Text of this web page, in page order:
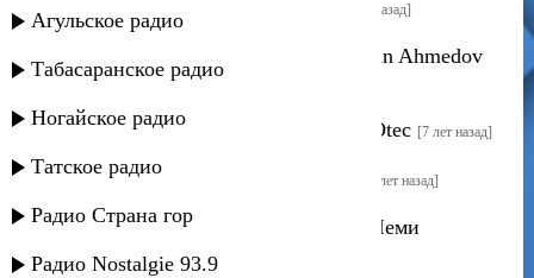
Агульское радио
Табасаранское радио
Ногайское радио
Татское радио
Радио Страна гор
Радио Nostalgie 93.9
[7 лет назад]
Ruslan Ahmedov Ona lubit ego - Ruslan Ahmedov
Ona lubit ego [7 лет назад]
Temur temirov Otec - Temur temirov Otec [7 лет назад]
R.Bar4o - Serdze kroviu oblivaetsya [7 лет назад]
Amur ft. Kabu & Nini Badurashvili - Чеми
Сахварело[7 лет назад]